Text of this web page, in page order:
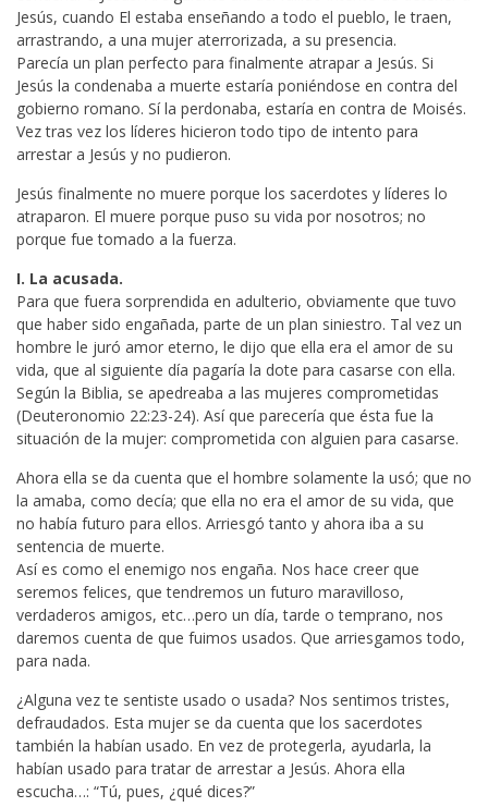
Jesús, cuando El estaba enseñando a todo el pueblo, le traen,
arrastrando, a una mujer aterrorizada, a su presencia.
Parecía un plan perfecto para finalmente atrapar a Jesús. Si
Jesús la condenaba a muerte estaría poniéndose en contra del
gobierno romano. Sí la perdonaba, estaría en contra de Moisés.
Vez tras vez los líderes hicieron todo tipo de intento para
arrestar a Jesús y no pudieron.
Jesús finalmente no muere porque los sacerdotes y líderes lo
atraparon. El muere porque puso su vida por nosotros; no
porque fue tomado a la fuerza.
I. La acusada.
Para que fuera sorprendida en adulterio, obviamente que tuvo
que haber sido engañada, parte de un plan siniestro. Tal vez un
hombre le juró amor eterno, le dijo que ella era el amor de su
vida, que al siguiente día pagaría la dote para casarse con ella.
Según la Biblia, se apedreaba a las mujeres comprometidas
(Deuteronomio 22:23-24). Así que parecería que ésta fue la
situación de la mujer: comprometida con alguien para casarse.
Ahora ella se da cuenta que el hombre solamente la usó; que no
la amaba, como decía; que ella no era el amor de su vida, que
no había futuro para ellos. Arriesgó tanto y ahora iba a su
sentencia de muerte.
Así es como el enemigo nos engaña. Nos hace creer que
seremos felices, que tendremos un futuro maravilloso,
verdaderos amigos, etc…pero un día, tarde o temprano, nos
daremos cuenta de que fuimos usados. Que arriesgamos todo,
para nada.
¿Alguna vez te sentiste usado o usada? Nos sentimos tristes,
defraudados. Esta mujer se da cuenta que los sacerdotes
también la habían usado. En vez de protegerla, ayudarla, la
habían usado para tratar de arrestar a Jesús. Ahora ella
escucha…: “Tú, pues, ¿qué dices?”